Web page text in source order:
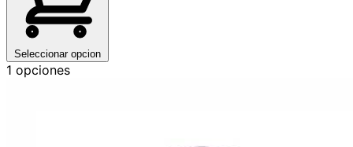
Seleccionar opcion
1 opciones